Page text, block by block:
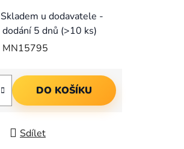
Skladem u dodavatele -
dodání 5 dnů (>10 ks)
MN15795
DO KOŠÍKU
Sdílet